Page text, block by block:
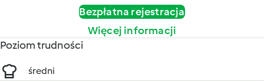
Bezpłatna rejestracja
Więcej informacji
Poziom trudności
średni